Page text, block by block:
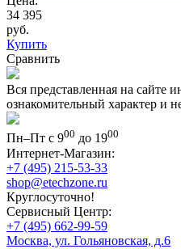
34 395
руб.
Купить
Сравнить
Вся представленная на сайте
ознакомительный характер и
Пн–Пт с 900 до 1900
Интернет-Магазин:
+7 (495) 215-53-33
shop@etechzone.ru
Круглосуточно!
Сервисный Центр:
+7 (495) 662-99-59
Москва, ул. Гольяновская, д.6